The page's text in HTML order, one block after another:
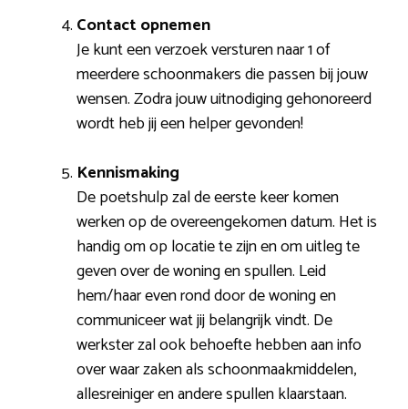
Contact opnemen
Je kunt een verzoek versturen naar 1 of
meerdere schoonmakers die passen bij jouw
wensen. Zodra jouw uitnodiging gehonoreerd
wordt heb jij een helper gevonden!
Kennismaking
De poetshulp zal de eerste keer komen
werken op de overeengekomen datum. Het is
handig om op locatie te zijn en om uitleg te
geven over de woning en spullen. Leid
hem/haar even rond door de woning en
communiceer wat jij belangrijk vindt. De
werkster zal ook behoefte hebben aan info
over waar zaken als schoonmaakmiddelen,
allesreiniger en andere spullen klaarstaan.